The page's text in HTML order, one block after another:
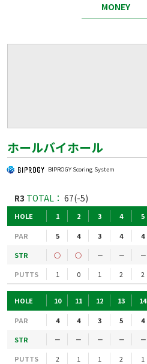
MONEY
ホールバイホール
BIPROGY Scoring System
R3 TOTAL： 67(-5)
HOLE 1 2 3 4 5
PAR 5 4 3 4 4
STR
○ ○ － － －
PUTTS
1 0 1 2 2
HOLE 10 11 12 13 14
PAR 4 4 3 5 4
STR
－ － － － －
PUTTS
2 1 1 2 1